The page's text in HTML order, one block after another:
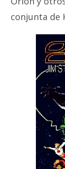
conjunta de